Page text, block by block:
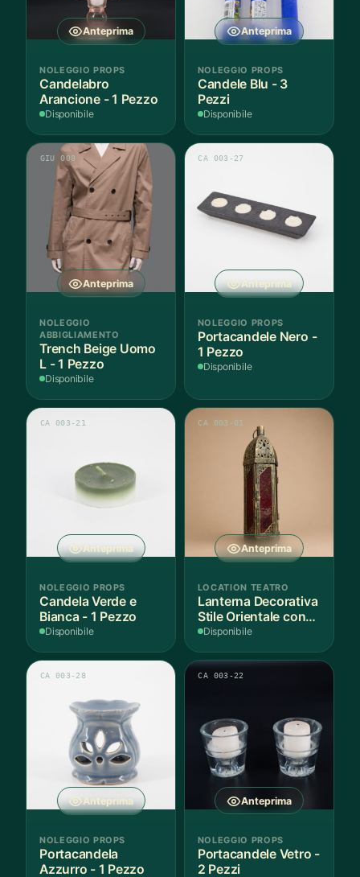
Anteprima
NOLEGGIO PROPS
Candelabro
Arancione - 1 Pezzo
Disponibile
Anteprima
NOLEGGIO PROPS
Candele Blu - 3
Pezzi
Disponibile
Anteprima
GIU 008
NOLEGGIO
ABBIGLIAMENTO
Trench Beige Uomo
L - 1 Pezzo
Disponibile
Anteprima
CA 003-27
NOLEGGIO PROPS
Portacandele Nero -
1 Pezzo
Disponibile
Anteprima
CA 003-21
NOLEGGIO PROPS
Candela Verde e
Bianca - 1 Pezzo
Disponibile
Anteprima
CA 003-01
LOCATION TEATRO
Lanterna Decorativa
Stile Orientale con
Vetri Rossi
Disponibile
Anteprima
CA 003-28
NOLEGGIO PROPS
Portacandela
Azzurro - 1 Pezzo
Anteprima
CA 003-22
NOLEGGIO PROPS
Portacandele Vetro -
2 Pezzi